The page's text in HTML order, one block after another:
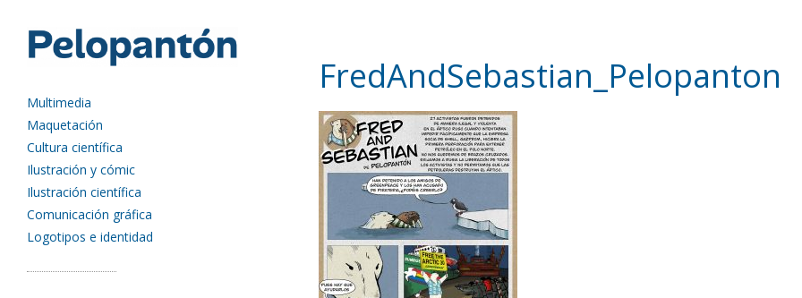
Multimedia
Maquetación
Cultura científica
Ilustración y cómic
Ilustración científica
Comunicación gráfica
Logotipos e identidad
FredAndSebastian_Pelopanton